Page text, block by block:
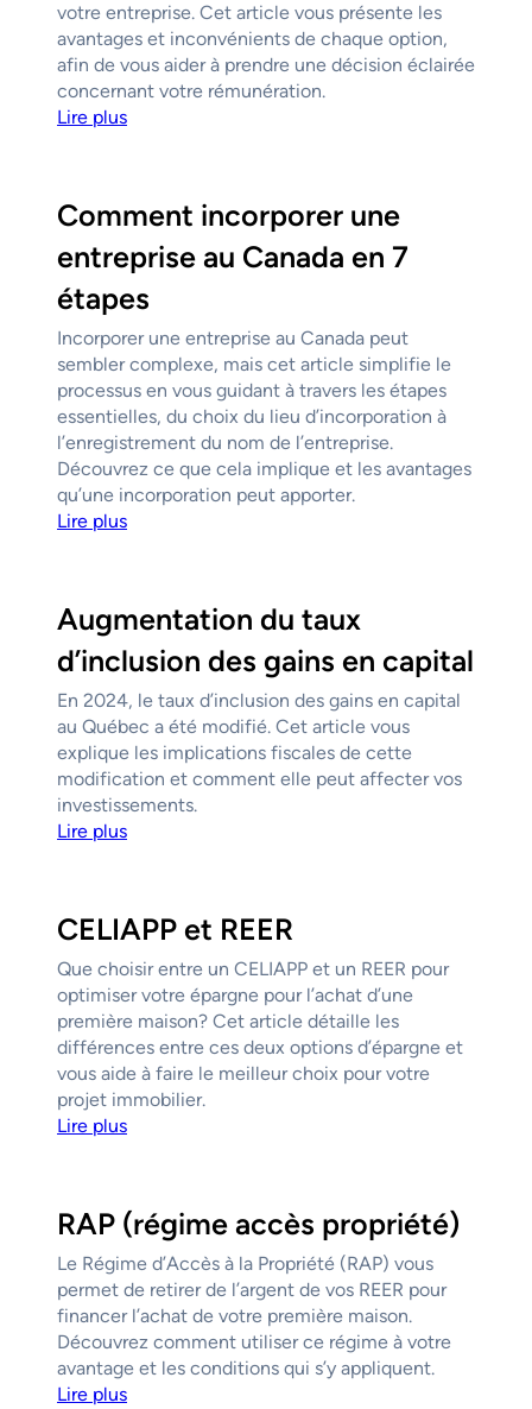
votre entreprise. Cet article vous présente les
avantages et inconvénients de chaque option,
afin de vous aider à prendre une décision éclairée
concernant votre rémunération.
Lire plus
Comment incorporer une
entreprise au Canada en 7
étapes
Incorporer une entreprise au Canada peut
sembler complexe, mais cet article simplifie le
processus en vous guidant à travers les étapes
essentielles, du choix du lieu d’incorporation à
l’enregistrement du nom de l’entreprise.
Découvrez ce que cela implique et les avantages
qu’une incorporation peut apporter.
Lire plus
Augmentation du taux
d’inclusion des gains en capital
En 2024, le taux d’inclusion des gains en capital
au Québec a été modifié. Cet article vous
explique les implications fiscales de cette
modification et comment elle peut affecter vos
investissements.
Lire plus
CELIAPP et REER
Que choisir entre un CELIAPP et un REER pour
optimiser votre épargne pour l’achat d’une
première maison? Cet article détaille les
différences entre ces deux options d’épargne et
vous aide à faire le meilleur choix pour votre
projet immobilier.
Lire plus
RAP (régime accès propriété)
Le Régime d’Accès à la Propriété (RAP) vous
permet de retirer de l’argent de vos REER pour
financer l’achat de votre première maison.
Découvrez comment utiliser ce régime à votre
avantage et les conditions qui s’y appliquent.
Lire plus